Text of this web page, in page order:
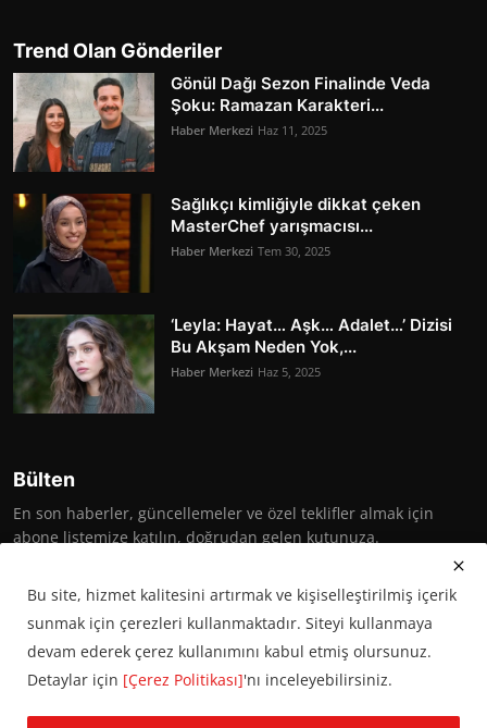
Trend Olan Gönderiler
Gönül Dağı Sezon Finalinde Veda
Şoku: Ramazan Karakteri...
Haber Merkezi Haz 11, 2025
Sağlıkçı kimliğiyle dikkat çeken
MasterChef yarışmacısı...
Haber Merkezi Tem 30, 2025
‘Leyla: Hayat… Aşk… Adalet…’ Dizisi
Bu Akşam Neden Yok,...
Haber Merkezi Haz 5, 2025
Bülten
En son haberler, güncellemeler ve özel teklifler almak için
abone listemize katılın, doğrudan gelen kutunuza.
Abone Ol
Bu site, hizmet kalitesini artırmak ve kişiselleştirilmiş içerik
sunmak için çerezleri kullanmaktadır. Siteyi kullanmaya
devam ederek çerez kullanımını kabul etmiş olursunuz.
Detaylar için [Çerez Politikası]'nı inceleyebilirsiniz.